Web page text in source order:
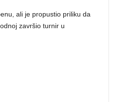
ali je propustio priliku da
završio turnir u